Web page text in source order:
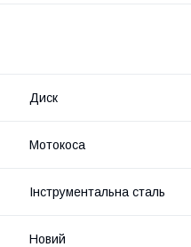
Диск
Мотокоса
Інструментальна сталь
Новий